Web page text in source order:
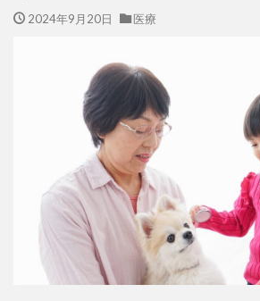
2024年9月20日 医療